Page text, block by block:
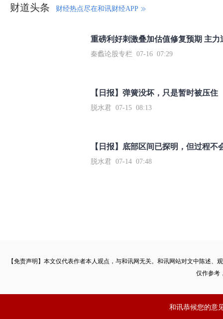
财道头条 财经热点尽在和讯财经APP
秦蠡论股专栏 07-16 07:29
【日报】弹簧没坏，只是暂时被压住
脱水君 07-15 08:13
【日报】底部区间已探明，但过程不
脱水君 07-14 07:48
【免责声明】本文仅代表作者本人观点，与和讯网无关。和讯网站对文中陈述
仅作参考
和讯恭候您的意